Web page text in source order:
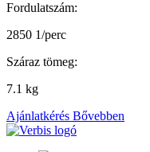
Fordulatszám:
2850 1/perc
Száraz tömeg:
7.1 kg
Ajánlatkérés Bővebben